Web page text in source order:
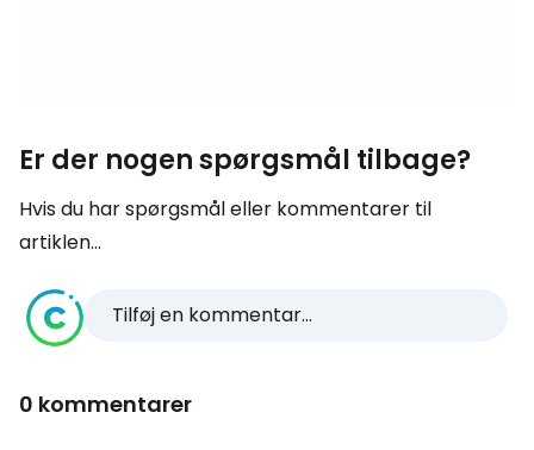
Er der nogen spørgsmål tilbage?
Hvis du har spørgsmål eller kommentarer til
artiklen...
Tilføj en kommentar...
0 kommentarer